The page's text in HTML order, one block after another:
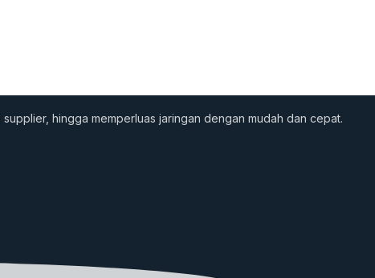
hingga memperluas jaringan dengan mudah dan cepat.